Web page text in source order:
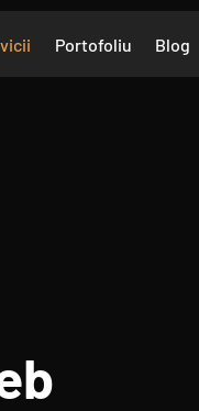
Portofoliu Blog